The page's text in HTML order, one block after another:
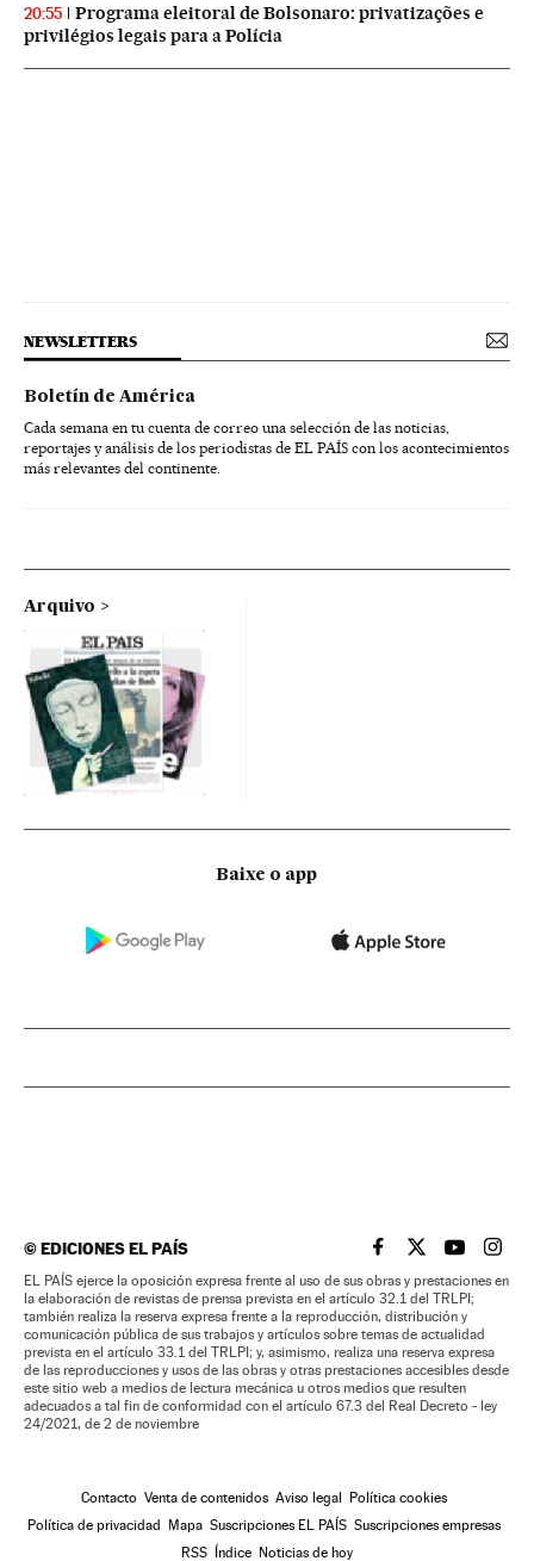
20:55
Programa eleitoral de Bolsonaro: privatizações e
privilégios legais para a Polícia
NEWSLETTERS
Boletín de América
Cada semana en tu cuenta de correo una selección de las noticias,
reportajes y análisis de los periodistas de EL PAÍS con los acontecimientos
más relevantes del continente.
Arquivo
Baixe o app
©EDICIONES EL PAÍS EL PAÍS BRASIL EN
EL PAÍSEL PAÍS
EL
EL PAÍS ejerce la oposición expresa frente al uso de sus obras y prestaciones en
la elaboración de revistas de prensa prevista en el artículo 32.1 del TRLPI;
también realiza la reserva expresa frente a la reproducción, distribución y
comunicación pública de sus trabajos y artículos sobre temas de actualidad
prevista en el artículo 33.1 del TRLPI; y, asimismo, realiza una reserva expresa
de las reproducciones y usos de las obras y otras prestaciones accesibles desde
este sitio web a medios de lectura mecánica u otros medios que resulten
adecuados a tal fin de conformidad con el artículo 67.3 del Real Decreto - ley
24/2021, de 2 de noviembre
Contacto Venta de contenidos Aviso legal
Política cookies
Política de privacidad
Mapa Suscripciones EL PAÍS Suscripciones empresas
RSS
Índice Noticias de hoy